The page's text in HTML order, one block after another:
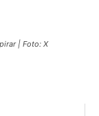
| Foto: X